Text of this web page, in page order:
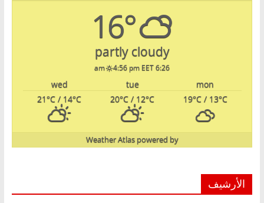
16°
partly cloudy
6:26 am
4:56 pm EET
mon
tue
wed
19°C/ 13°C
20°C / 12°C
21°C / 14°C
powered by
Weather Atlas
الأرشيف